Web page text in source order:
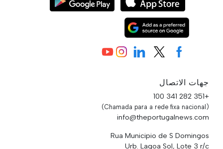
جهات الاتصال
+351 282 341 100
(Chamada para a rede fixa nacional)
info@theportugalnews.com
Rua Municipio de S Domingos
Urb. Lagoa Sol, Lote 3 r/c